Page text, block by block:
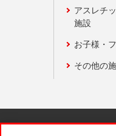
アスレチ
施設
お子様・
その他の